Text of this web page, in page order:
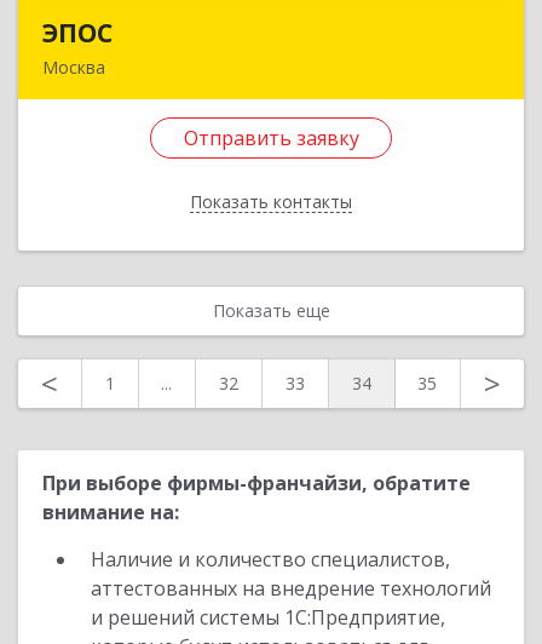
ЭПОС
Москва
Отправить заявку
Показать контакты
Развилка п, дом № 5А-27
Показать еще
< 1 ... 32 33 34 35 >
При выборе фирмы-франчайзи, обратите
внимание на:
Наличие и количество специалистов,
аттестованных на внедрение технологий
и решений системы 1С:Предприятие,